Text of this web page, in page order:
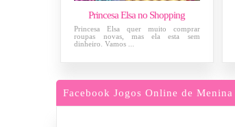
Princesa Elsa no Shopping
Princesa Elsa quer muito comprar
roupas novas, mas ela esta sem
dinheiro. Vamos ...
Facebook Jogos Online de Menina